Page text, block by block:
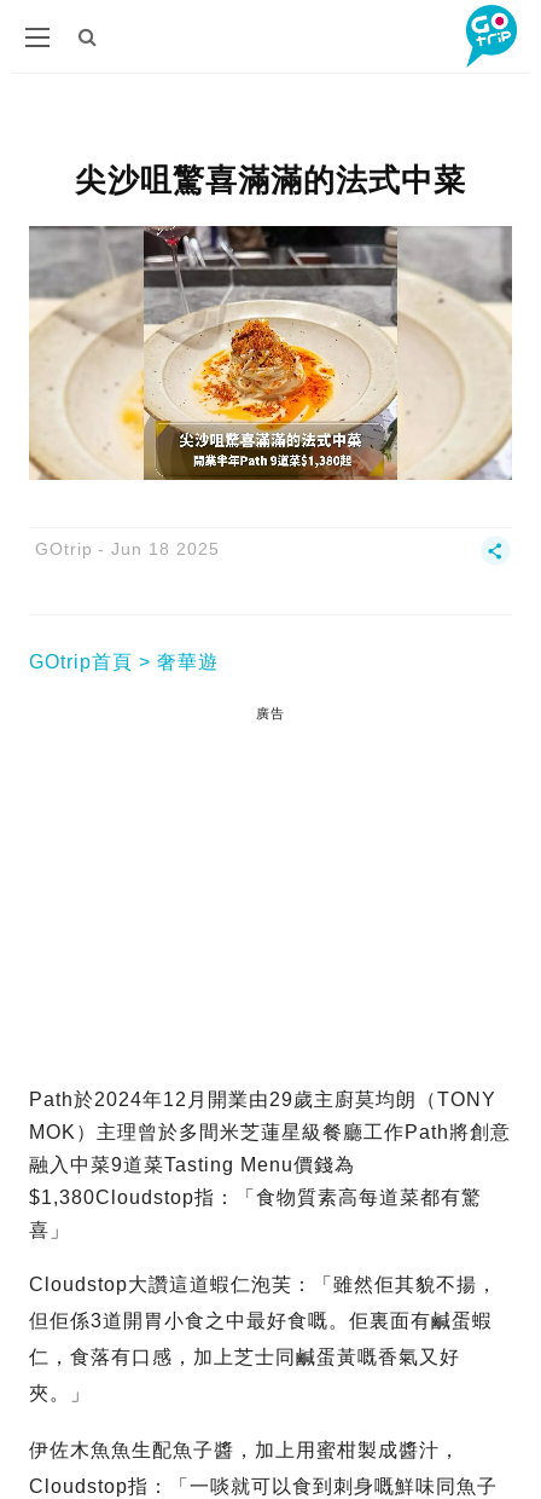
尖沙咀驚喜滿滿的法式中菜
GOtrip Jun 18 2025
GOtrip首頁 奢華遊
廣告
Path於2024年12月開業由29歲主廚莫均朗（TONY
MOK）主理曾於多間米芝蓮星級餐廳工作Path將創意
融入中菜9道菜Tasting Menu價錢為
$1,380Cloudstop指：「食物質素高每道菜都有驚
喜」
Cloudstop大讚這道蝦仁泡芙：「雖然佢其貌不揚，
但佢係3道開胃小食之中最好食嘅。佢裏面有鹹蛋蝦
仁，食落有口感，加上芝士同鹹蛋黃嘅香氣又好
夾。」
伊佐木魚魚生配魚子醬，加上用蜜柑製成醬汁，
Cloudstop指：「一啖就可以食到刺身嘅鮮味同魚子